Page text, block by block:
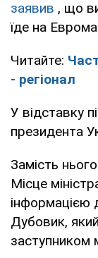
заявив , що
їде на
Читайте:
- регіонал
У відставку
президента
Замість
Місце
інформацією
Дубовик,
заступником